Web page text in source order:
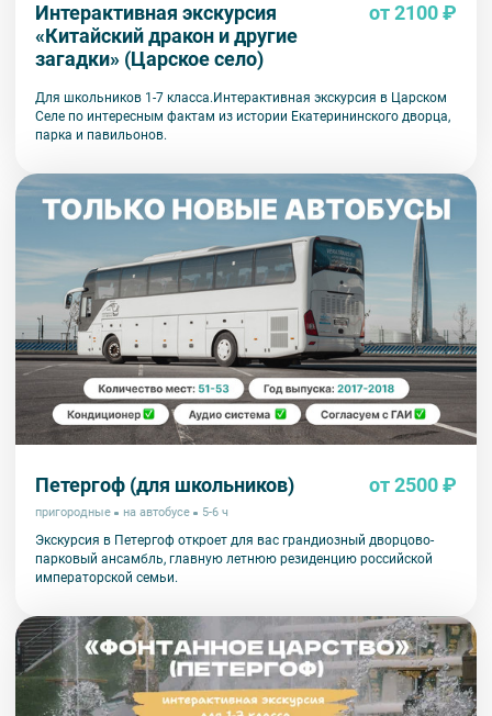
Интерактивная экскурсия
«Китайский дракон и другие
загадки» (Царское село)
от 2100 ₽
Для школьников 1-7 класса.Интерактивная экскурсия в Царском
Селе по интересным фактам из истории Екатерининского дворца,
парка и павильонов.
Петергоф (для школьников) от 2500 ₽
пригородные на автобусе 5-6 ч
Экскурсия в Петергоф откроет для вас грандиозный дворцово-
парковый ансамбль, главную летнюю резиденцию российской
императорской семьи.